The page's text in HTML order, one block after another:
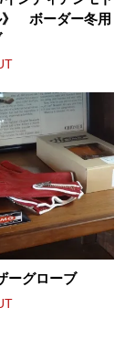
》 ボーダー冬用
ーグローブ